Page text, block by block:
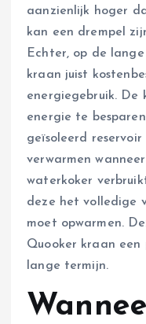
aanzienlijk hoger
kan een drempel
Echter, op de
kraan juist
energiegebruik. De
energie te
geïsoleerd
verwarmen
waterkoker
deze het volledige
moet opwarmen.
Quooker kraan
lange termijn.